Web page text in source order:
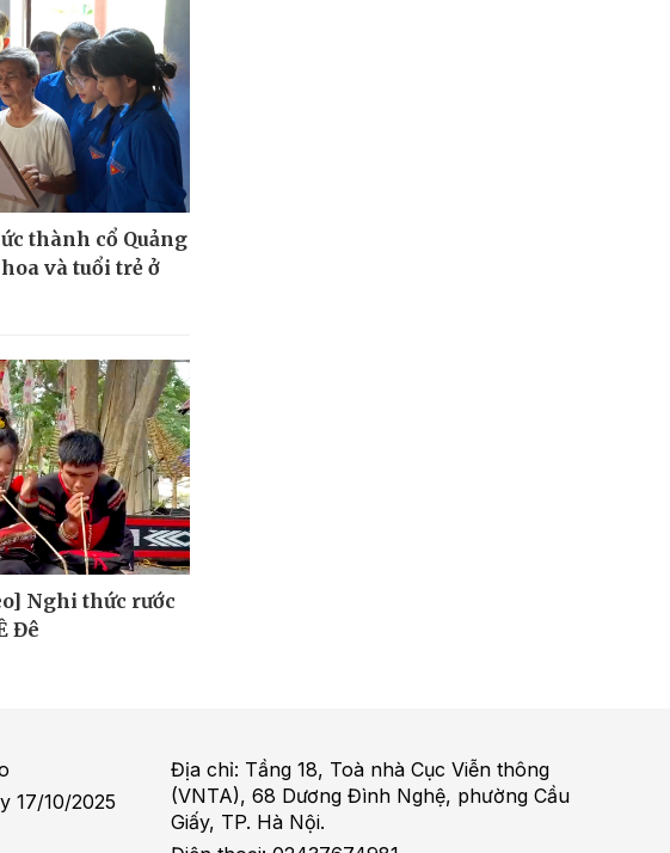
thành cổ Quảng
và tuổi trẻ ở
Nghi thức rước
Đê
17/10/2025
Địa chỉ: Tầng 18, Toà nhà Cục Viễn thông
(VNTA), 68 Dương Đình Nghệ, phường Cầu
Giấy, TP. Hà Nội.